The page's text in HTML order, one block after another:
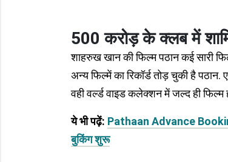
500 करोड़ के क्लब में
शाहरुख खान की फिल्म पठान कई सारी
अन्य फिल्में का रिकॉर्ड तोड़ चुकी है
वही वर्ल्ड वाइड कलेक्शन में जल्द ही
ये भी पढ़ें: Pathaan Advance
बुकिंग शुरू